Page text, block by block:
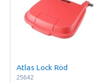
Atlas Lock Röd
25642